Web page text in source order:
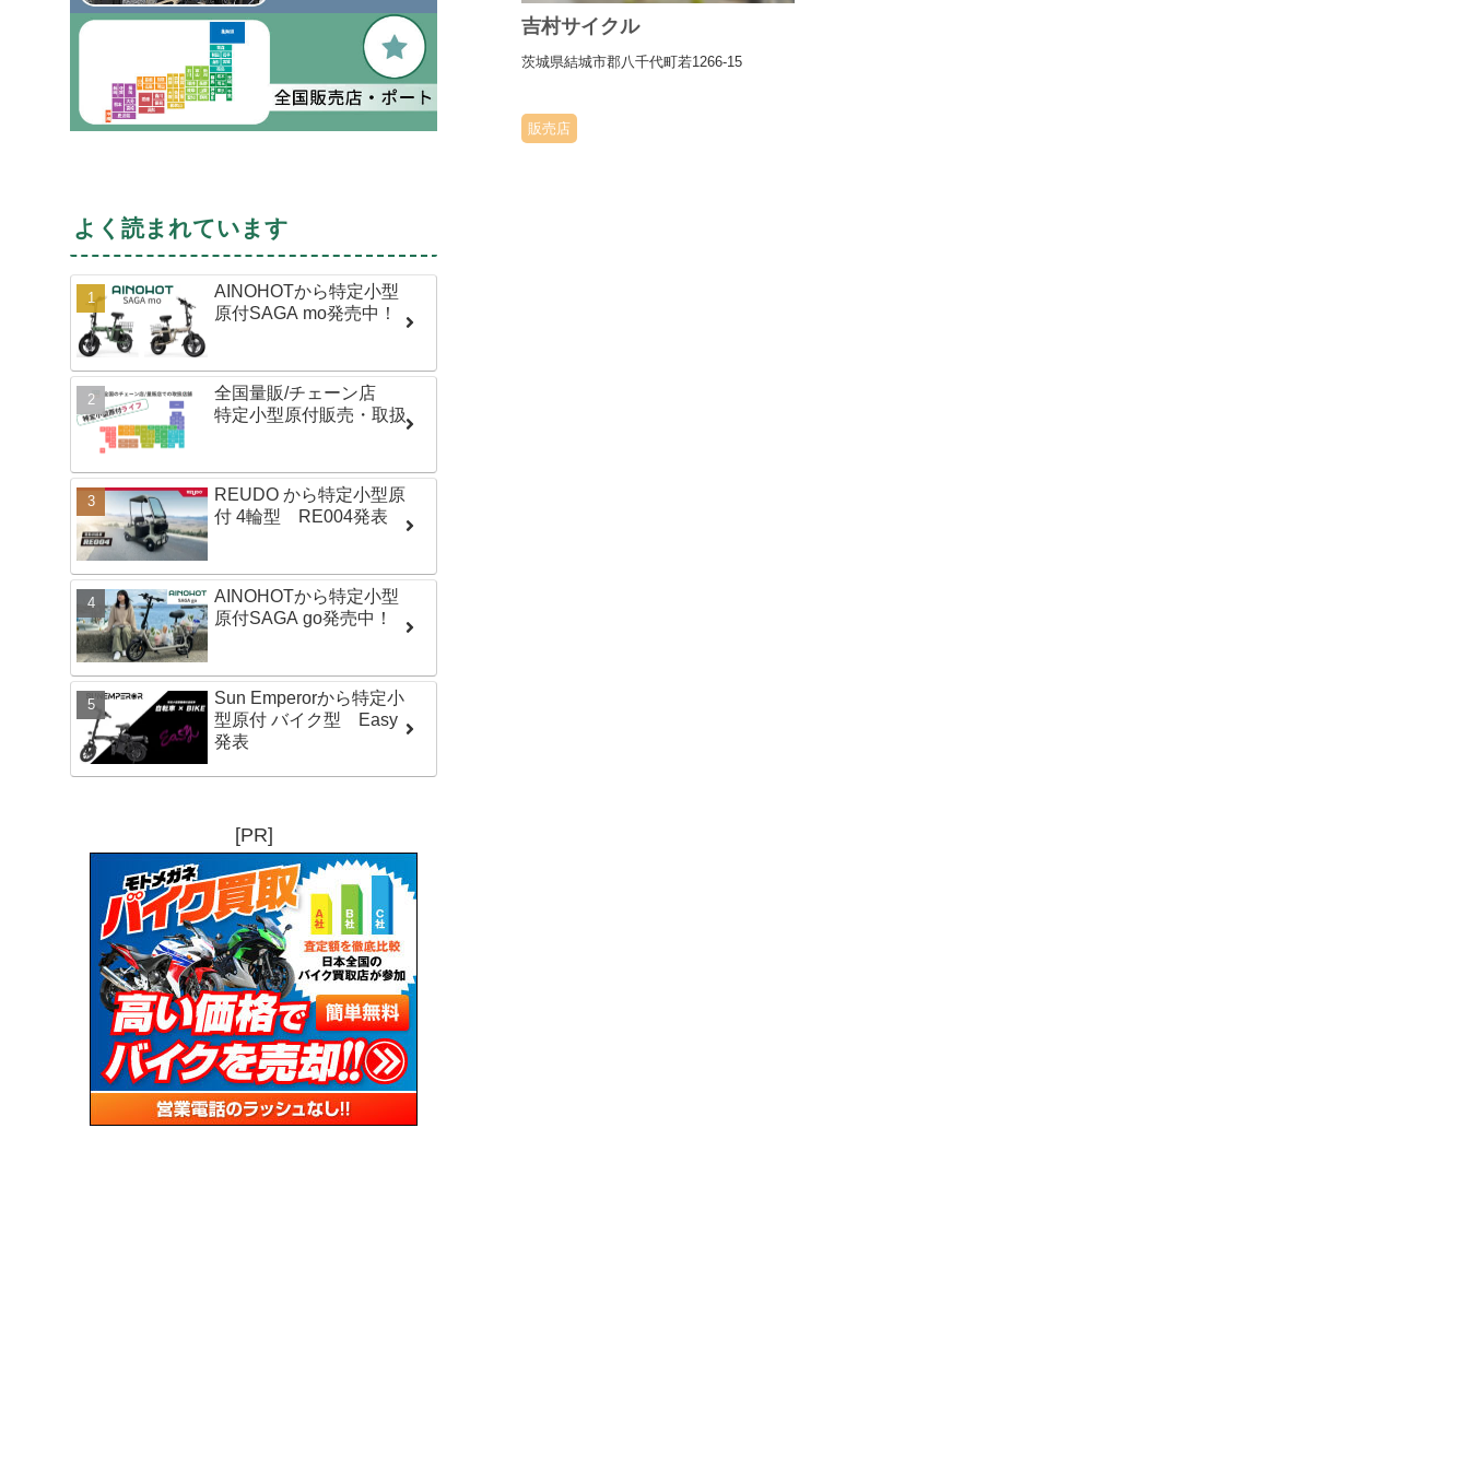
吉村サイクル
茨城県結城市郡八千代町若1266-15
販売店
よく読まれています
AINOHOTから特定小型
原付SAGA mo発売中！
全国量販/チェーン店
特定小型原付販売・取扱
REUDO から特定小型原
付 4輪型 RE004発表
AINOHOTから特定小型
原付SAGA go発売中！
Sun Emperorから特定小
型原付 バイク型 Easy
発表
[PR]